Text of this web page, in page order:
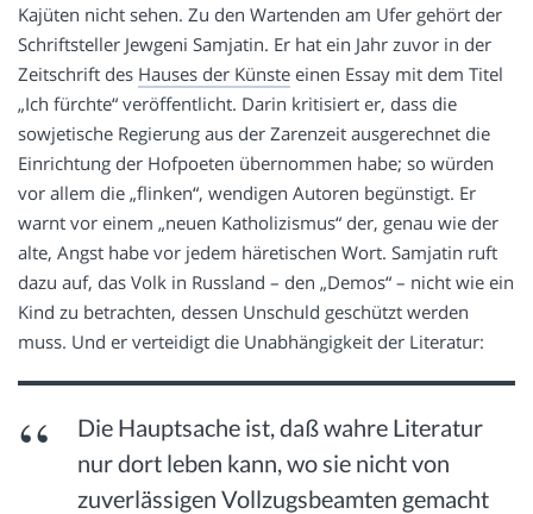
Kajüten nicht sehen. Zu den Wartenden am Ufer gehört der
Schriftsteller Jewgeni Samjatin. Er hat ein Jahr zuvor in der
Zeitschrift des Hauses der Künste einen Essay mit dem Titel
„Ich fürchte“ veröffentlicht. Darin kritisiert er, dass die
sowjetische Regierung aus der Zarenzeit ausgerechnet die
Einrichtung der Hofpoeten übernommen habe; so würden
vor allem die „flinken“, wendigen Autoren begünstigt. Er
warnt vor einem „neuen Katholizismus“ der, genau wie der
alte, Angst habe vor jedem häretischen Wort. Samjatin ruft
dazu auf, das Volk in Russland – den „Demos“ – nicht wie ein
Kind zu betrachten, dessen Unschuld geschützt werden
muss. Und er verteidigt die Unabhängigkeit der Literatur:
Die Hauptsache ist, daß wahre Literatur
nur dort leben kann, wo sie nicht von
zuverlässigen Vollzugsbeamten gemacht